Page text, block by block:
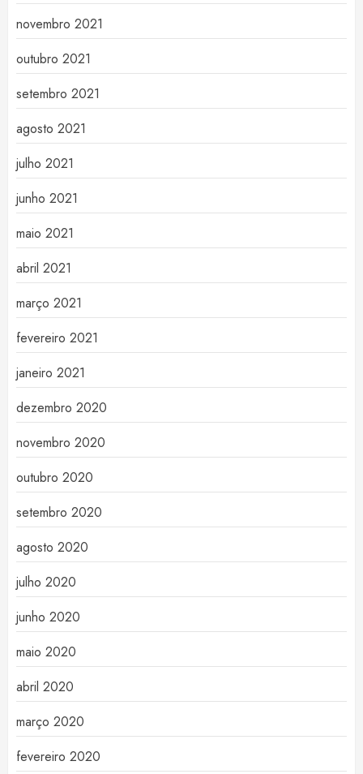
novembro 2021
outubro 2021
setembro 2021
agosto 2021
julho 2021
junho 2021
maio 2021
abril 2021
março 2021
fevereiro 2021
janeiro 2021
dezembro 2020
novembro 2020
outubro 2020
setembro 2020
agosto 2020
julho 2020
junho 2020
maio 2020
abril 2020
março 2020
fevereiro 2020